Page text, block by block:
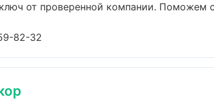
от проверенной компании.
82-32